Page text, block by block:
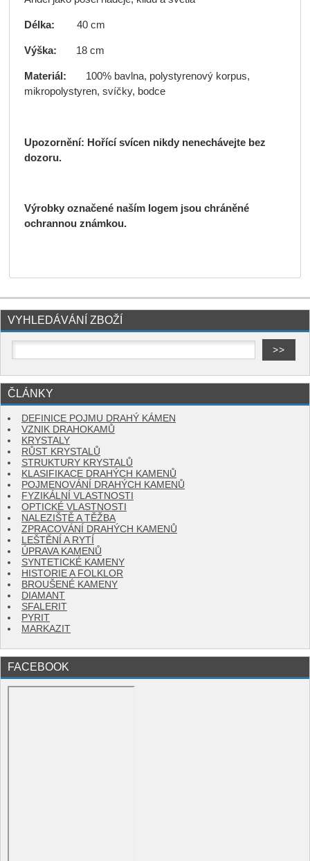
Délka: 40 cm
Výška: 18 cm
Materiál: 100% bavlna, polystyrenový korpus,
mikropolystyren, svíčky, bodce
Upozornění: Hořící svícen nikdy nenechávejte bez
dozoru.
Výrobky označené naším logem jsou chráněné
ochrannou známkou.
VYHLEDÁVÁNÍ ZBOŽÍ
ČLÁNKY
DEFINICE POJMU DRAHÝ KÁMEN
VZNIK DRAHOKAMŮ
KRYSTALY
RŮST KRYSTALŮ
STRUKTURY KRYSTALŮ
KLASIFIKACE DRAHÝCH KAMENŮ
POJMENOVÁNÍ DRAHÝCH KAMENŮ
FYZIKÁLNÍ VLASTNOSTI
OPTICKÉ VLASTNOSTI
NALEZIŠTĚ A TĚŽBA
ZPRACOVÁNÍ DRAHÝCH KAMENŮ
LEŠTĚNÍ A RYTÍ
ÚPRAVA KAMENŮ
SYNTETICKÉ KAMENY
HISTORIE A FOLKLOR
BROUŠENÉ KAMENY
DIAMANT
SFALERIT
PYRIT
MARKAZIT
FACEBOOK